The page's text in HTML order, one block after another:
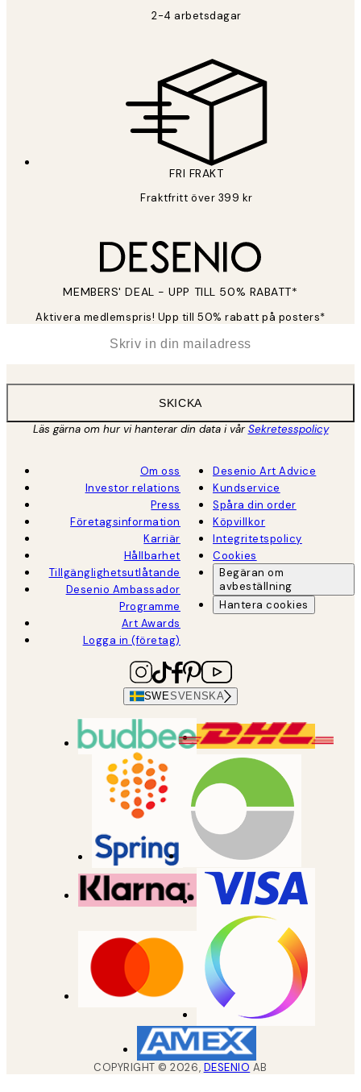
2-4 arbetsdagar
FRI FRAKT
Fraktfritt över 399 kr
MEMBERS' DEAL - UPP TILL 50% RABATT*
Aktivera medlemspris! Upp till 50% rabatt på posters*
SKICKA
Läs gärna om hur vi hanterar din data i vårSekretesspolicy
Om oss
Investor relations
Press
Företagsinformation
Karriär
Hållbarhet
Tillgänglighetsutlåtande
Desenio Ambassador
Programme
Art Awards
Logga in (företag)
Desenio Art Advice
Kundservice
Spåra din order
Köpvillkor
Integritetspolicy
Cookies
Begäran om
avbeställning
Hantera cookies
SWESVENSKA
COPYRIGHT ©2026, DESENIO AB